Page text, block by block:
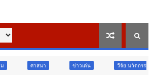
ข่าวเด่น วืจัย นวัตกรรม สังคม